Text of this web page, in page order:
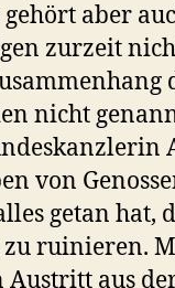
aber
zurzeit
nicht
von
getan
zu ruinieren.
aus